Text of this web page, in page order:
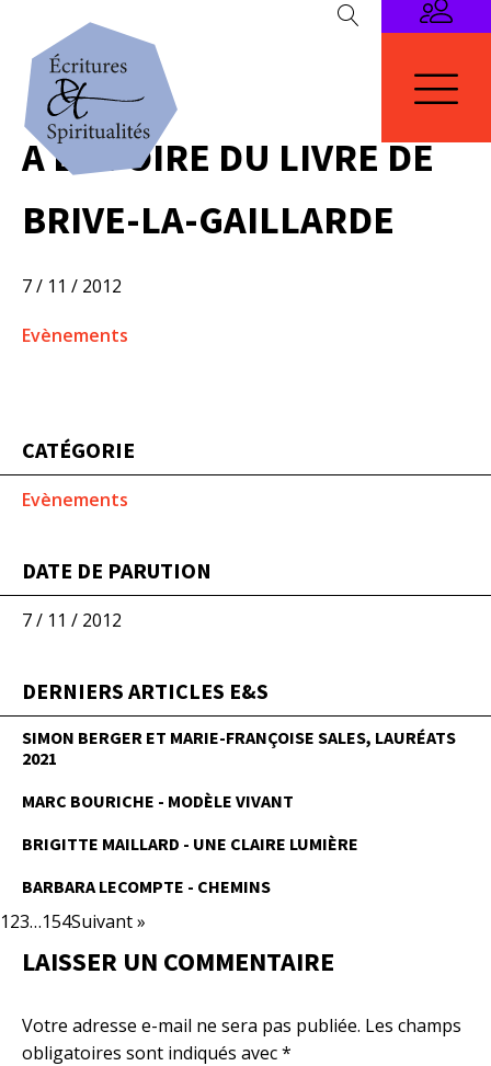
A LA FOIRE DU LIVRE DE
BRIVE-LA-GAILLARDE
7 / 11 / 2012
Evènements
CATÉGORIE
Evènements
DATE DE PARUTION
7 / 11 / 2012
DERNIERS ARTICLES E&S
SIMON BERGER ET MARIE-FRANÇOISE SALES, LAURÉATS
2021
MARC BOURICHE - MODÈLE VIVANT
BRIGITTE MAILLARD - UNE CLAIRE LUMIÈRE
BARBARA LECOMPTE - CHEMINS
123…154Suivant »
LAISSER UN COMMENTAIRE
Votre adresse e-mail ne sera pas publiée. Les champs
obligatoires sont indiqués avec*